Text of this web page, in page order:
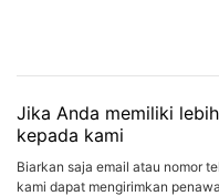
Jika Anda memiliki
kepada kami
Biarkan saja email atau nomor
kami dapat mengirimkan